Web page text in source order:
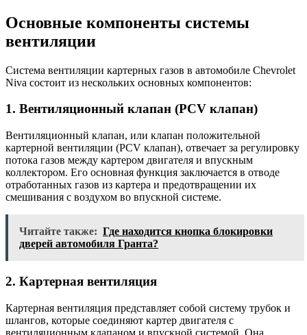
Основные компоненты системы
вентиляции
Система вентиляции картерных газов в автомобиле Chevrolet
Niva состоит из нескольких основных компонентов:
1. Вентиляционный клапан (PCV клапан)
Вентиляционный клапан, или клапан положительной
картерной вентиляции (PCV клапан), отвечает за регулировку
потока газов между картером двигателя и впускным
коллектором. Его основная функция заключается в отводе
отработанных газов из картера и предотвращении их
смешивания с воздухом во впускной системе.
Читайте также: Где находится кнопка блокировки
дверей автомобиля Гранта?
2. Картерная вентиляция
Картерная вентиляция представляет собой систему трубок и
шлангов, которые соединяют картер двигателя с
вентиляционным клапаном и впускной системой. Она